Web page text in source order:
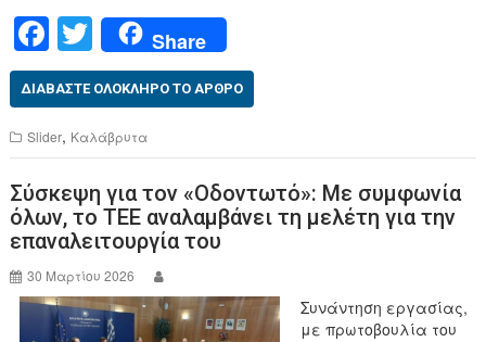
F
a
c
e
b
o
o
k
T
wi
tt
er
Share
ΔΙΑΒΆΣΤΕ ΟΛΌΚΛΗΡΟ ΤΟ ΆΡΘΡΟ
Slider, Καλάβρυτα
Σύσκεψη για τον «Οδοντωτό»: Με συμφωνία
όλων, το ΤΕΕ αναλαμβάνει τη μελέτη για την
επαναλειτουργία του
30 Μαρτίου 2026
Συνάντηση εργασίας,
με πρωτοβουλία του